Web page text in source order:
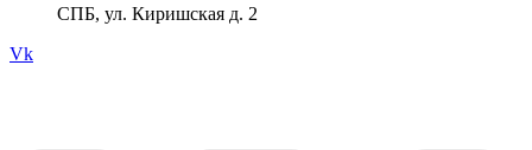
СПБ, ул. Киришская д. 2
Vk